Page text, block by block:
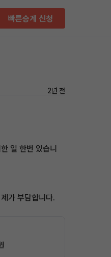
빠른승계 신청
2년 전
일 한번 있습니
가 부담합니다.